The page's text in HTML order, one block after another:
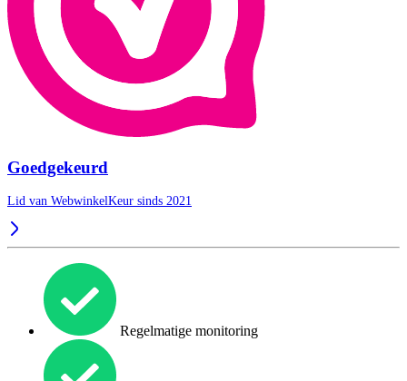
Goedgekeurd
Lid van WebwinkelKeur sinds 2021
Regelmatige monitoring